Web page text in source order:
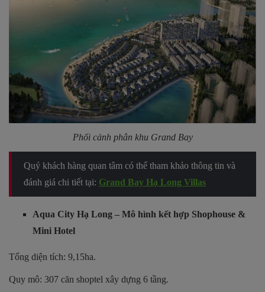
Phối cảnh phân khu Grand Bay
Quý khách hàng quan tâm có thể tham khảo thông tin và
đánh giá chi tiết tại: Grand Bay Hạ Long Villas
Aqua City Hạ Long – Mô hình kết hợp Shophouse &
Mini Hotel
Tổng diện tích: 9,15ha.
Quy mô: 307 căn shoptel xây dựng 6 tầng.